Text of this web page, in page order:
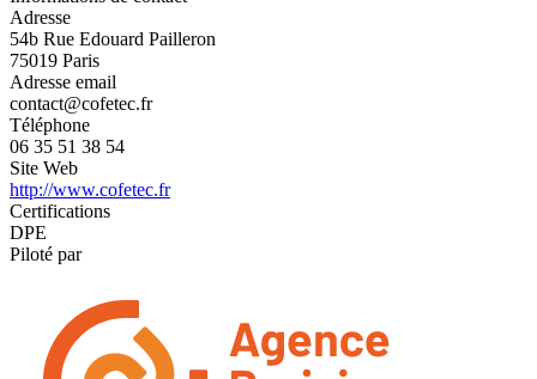
Adresse
54b Rue Edouard Pailleron
75019 Paris
Adresse email
contact@cofetec.fr
Téléphone
06 35 51 38 54
Site Web
http://www.cofetec.fr
Certifications
DPE
Piloté par